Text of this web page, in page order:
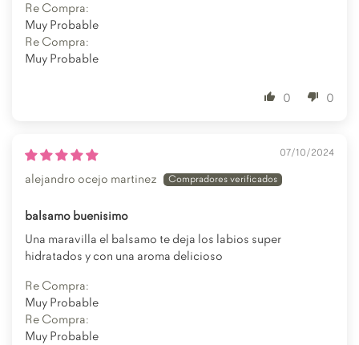
Re Compra:
Muy Probable
Re Compra:
Muy Probable
0 0
07/10/2024
alejandro ocejo martinez
balsamo buenisimo
Una maravilla el balsamo te deja los labios super
hidratados y con una aroma delicioso
Re Compra:
Muy Probable
Re Compra:
Muy Probable